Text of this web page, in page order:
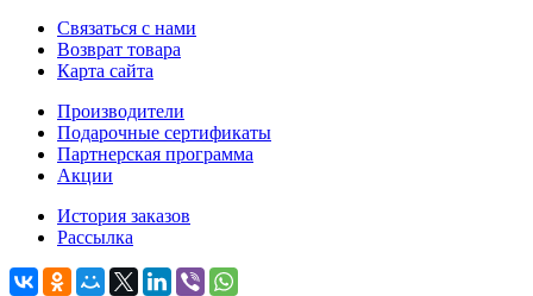
Связаться с нами
Возврат товара
Карта сайта
Производители
Подарочные сертификаты
Партнерская программа
Акции
История заказов
Рассылка